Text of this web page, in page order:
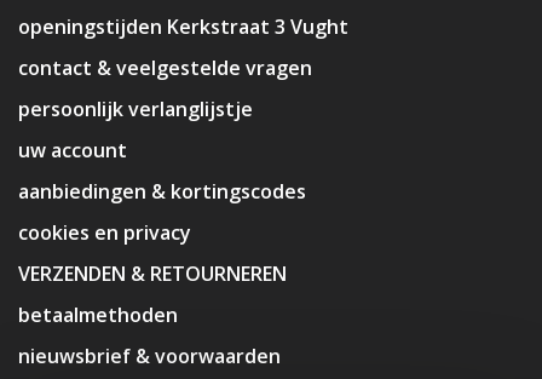
openingstijden Kerkstraat 3 Vught
contact & veelgestelde vragen
persoonlijk verlanglijstje
uw account
aanbiedingen & kortingscodes
cookies en privacy
VERZENDEN & RETOURNEREN
betaalmethoden
nieuwsbrief & voorwaarden